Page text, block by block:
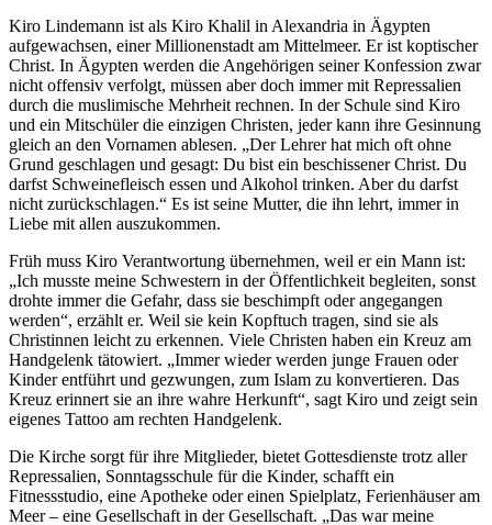
Kiro Lindemann ist als Kiro Khalil in Alexandria in Ägypten
aufgewachsen, einer Millionenstadt am Mittelmeer. Er ist koptischer
Christ. In Ägypten werden die Angehörigen seiner Konfession zwar
nicht offensiv verfolgt, müssen aber doch immer mit Repressalien
durch die muslimische Mehrheit rechnen. In der Schule sind Kiro
und ein Mitschüler die einzigen Christen, jeder kann ihre Gesinnung
gleich an den Vornamen ablesen. „Der Lehrer hat mich oft ohne
Grund geschlagen und gesagt: Du bist ein beschissener Christ. Du
darfst Schweinefleisch essen und Alkohol trinken. Aber du darfst
nicht zurückschlagen.“ Es ist seine Mutter, die ihn lehrt, immer in
Liebe mit allen auszukommen.
Früh muss Kiro Verantwortung übernehmen, weil er ein Mann ist:
„Ich musste meine Schwestern in der Öffentlichkeit begleiten, sonst
drohte immer die Gefahr, dass sie beschimpft oder angegangen
werden“, erzählt er. Weil sie kein Kopftuch tragen, sind sie als
Christinnen leicht zu erkennen. Viele Christen haben ein Kreuz am
Handgelenk tätowiert. „Immer wieder werden junge Frauen oder
Kinder entführt und gezwungen, zum Islam zu konvertieren. Das
Kreuz erinnert sie an ihre wahre Herkunft“, sagt Kiro und zeigt sein
eigenes Tattoo am rechten Handgelenk.
Die Kirche sorgt für ihre Mitglieder, bietet Gottesdienste trotz aller
Repressalien, Sonntagsschule für die Kinder, schafft ein
Fitnessstudio, eine Apotheke oder einen Spielplatz, Ferienhäuser am
Meer – eine Gesellschaft in der Gesellschaft. „Das war meine